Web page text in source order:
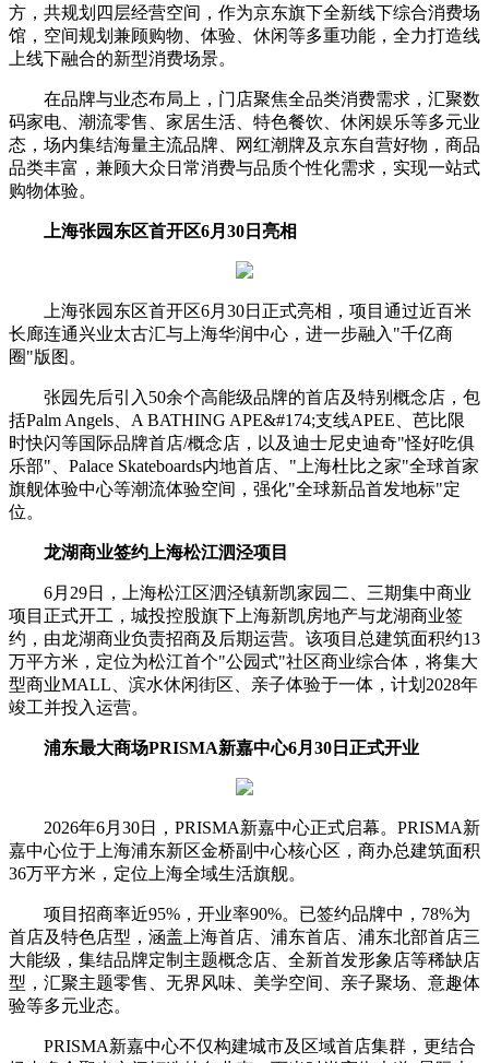
方，共规划四层经营空间，作为京东旗下全新线下综合消费场
馆，空间规划兼顾购物、体验、休闲等多重功能，全力打造线
上线下融合的新型消费场景。
在品牌与业态布局上，门店聚焦全品类消费需求，汇聚数
码家电、潮流零售、家居生活、特色餐饮、休闲娱乐等多元业
态，场内集结海量主流品牌、网红潮牌及京东自营好物，商品
品类丰富，兼顾大众日常消费与品质个性化需求，实现一站式
购物体验。
上海张园东区首开区6月30日亮相
上海张园东区首开区6月30日正式亮相，项目通过近百米
长廊连通兴业太古汇与上海华润中心，进一步融入"千亿商
圈"版图。
张园先后引入50余个高能级品牌的首店及特别概念店，包
括Palm Angels、A BATHING APE&#174;支线APEE、芭比限
时快闪等国际品牌首店/概念店，以及迪士尼史迪奇"怪好吃俱
乐部"、Palace Skateboards内地首店、"上海杜比之家"全球首家
旗舰体验中心等潮流体验空间，强化"全球新品首发地标"定
位。
龙湖商业签约上海松江泗泾项目
6月29日，上海松江区泗泾镇新凯家园二、三期集中商业
项目正式开工，城投控股旗下上海新凯房地产与龙湖商业签
约，由龙湖商业负责招商及后期运营。该项目总建筑面积约13
万平方米，定位为松江首个"公园式"社区商业综合体，将集大
型商业MALL、滨水休闲街区、亲子体验于一体，计划2028年
竣工并投入运营。
浦东最大商场PRISMA新嘉中心6月30日正式开业
2026年6月30日，PRISMA新嘉中心正式启幕。PRISMA新
嘉中心位于上海浦东新区金桥副中心核心区，商办总建筑面积
36万平方米，定位上海全域生活旗舰。
项目招商率近95%，开业率90%。已签约品牌中，78%为
首店及特色店型，涵盖上海首店、浦东首店、浦东北部首店三
大能级，集结品牌定制主题概念店、全新首发形象店等稀缺店
型，汇聚主题零售、无界风味、美学空间、亲子聚场、意趣体
验等多元业态。
PRISMA新嘉中心不仅构建城市及区域首店集群，更结合